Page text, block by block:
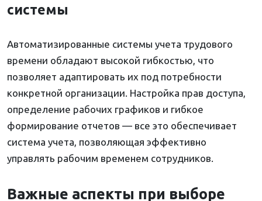
системы
Автоматизированные системы учета трудового
времени обладают высокой гибкостью, что
позволяет адаптировать их под потребности
конкретной организации. Настройка прав доступа,
определение рабочих графиков и гибкое
формирование отчетов — все это обеспечивает
система учета, позволяющая эффективно
управлять рабочим временем сотрудников.
Важные аспекты при выборе